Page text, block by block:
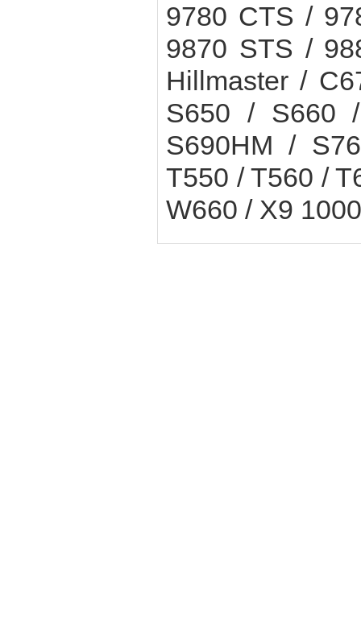
9780 CTS /
9870 STS /
Hillmaster /
S650 / S660
S690HM /
T550 / T560 /
W660 / X9